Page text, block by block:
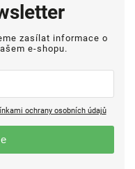
zasílat informace o
e-shopu.
ochrany osobních údajů